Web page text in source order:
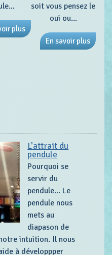
plus
soit vous pensez le
oui ou...
En savoir plus
L’attrait du
pendule
Pourquoi se
servir du
pendule... Le
pendule nous
mets au
diapason de
intuition. Il nous
à développper